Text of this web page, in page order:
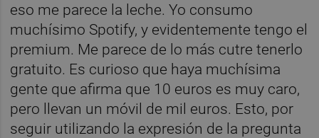
eso me parece la leche. Yo consumo
muchísimo Spotify, y evidentemente tengo el
premium. Me parece de lo más cutre tenerlo
gratuito. Es curioso que haya muchísima
gente que afirma que 10 euros es muy caro,
pero llevan un móvil de mil euros. Esto, por
seguir utilizando la expresión de la pregunta